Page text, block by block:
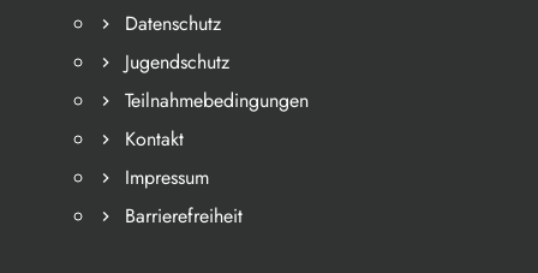
Datenschutz
Jugendschutz
Teilnahmebedingungen
Kontakt
Impressum
Barrierefreiheit